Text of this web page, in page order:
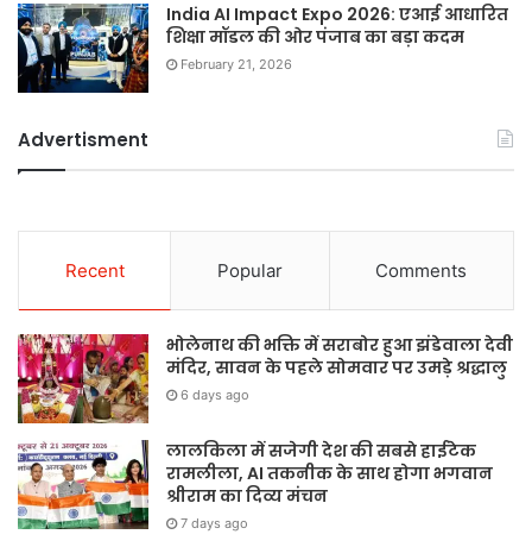
India AI Impact Expo 2026: एआई आधारित
शिक्षा मॉडल की ओर पंजाब का बड़ा कदम
February 21, 2026
Advertisment
Recent Popular Comments
भोलेनाथ की भक्ति में सराबोर हुआ झंडेवाला देवी
मंदिर, सावन के पहले सोमवार पर उमड़े श्रद्धालु
6 days ago
लालकिला में सजेगी देश की सबसे हाईटेक
रामलीला, AI तकनीक के साथ होगा भगवान
श्रीराम का दिव्य मंचन
7 days ago